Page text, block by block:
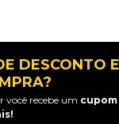
DESCONTO
você recebe um cupom